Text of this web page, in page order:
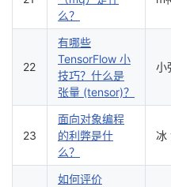
么？
22
有哪些
TensorFlow 小
技巧？什么是
张量 (tensor)？
小
23
面向对象编程
的利弊是什
么？
冰
如何评价